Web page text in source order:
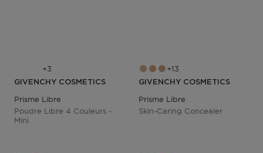
3
GIVENCHY COSMETICS
Prisme Libre
Poudre Libre 4 Couleurs -
Mini
13
GIVENCHY COSMETICS
Prisme Libre
Skin-Caring Concealer